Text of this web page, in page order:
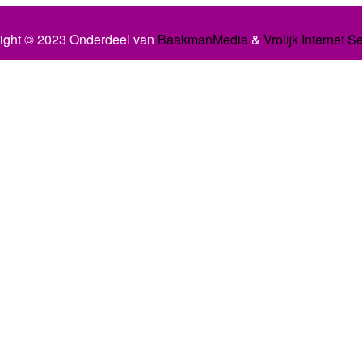
© 2023 Onderdeel van BaakmanMedia& Vrolijk Internet